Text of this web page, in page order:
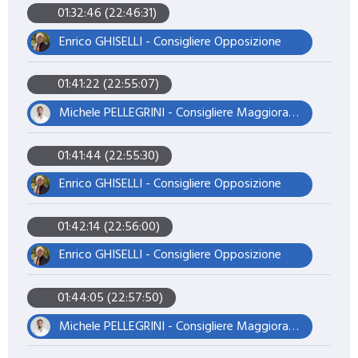
01:32:46 (22:46:31)
Enrico GHISELLI - Consigliere Opposizione
01:41:22 (22:55:07)
Michele PELLEGRINI - Consigliere Maggioranza – Presidente del Consiglio
01:41:44 (22:55:30)
Enrico GHISELLI - Consigliere Opposizione
01:42:14 (22:56:00)
Enrico GHISELLI - Consigliere Opposizione
01:44:05 (22:57:50)
Michele PELLEGRINI - Consigliere Maggioranza – Presidente del Consiglio